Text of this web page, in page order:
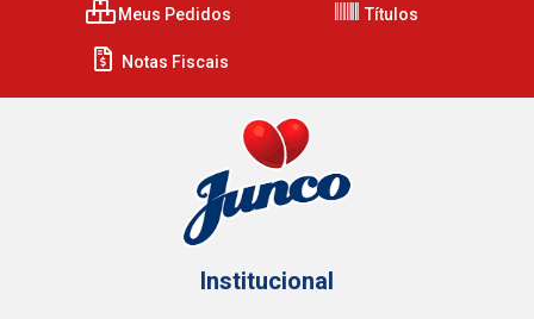
Meus Pedidos Títulos
Notas Fiscais
Institucional